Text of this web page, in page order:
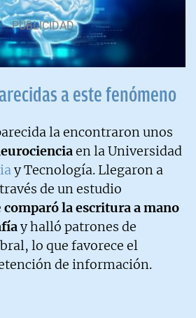
a este fenómeno
la encontraron unos
en la Universidad
y Tecnología. Llegaron a
de un estudio
comparó la escritura a mano
y halló patrones de
lo que favorece el
de información.